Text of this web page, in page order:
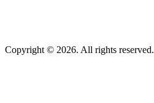
Copyright © 2026. All rights reserved.